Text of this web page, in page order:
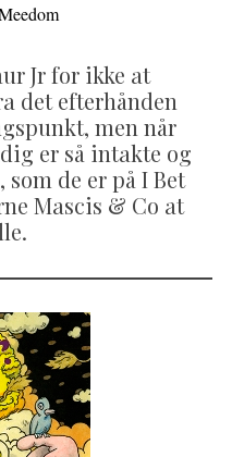
Jr for ikke at
det efterhånden
men når
er så intakte og
de er på I Bet
Mascis & Co at